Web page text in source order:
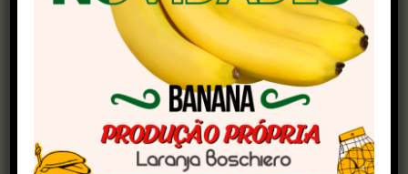
afirmou a ministra em mensagem de vídeo.
Leandro Pedron, diretor do departamento de
Programas Temáticos do MCTI, avaliou que o
encontro consolidou a colaboração entre os
países para o desenvolvimento de soluções